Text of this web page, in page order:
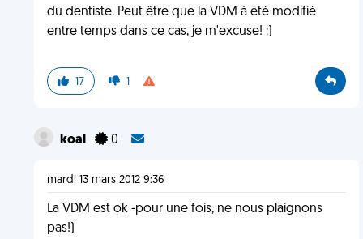
du dentiste. Peut être que la VDM à été modifié
entre temps dans ce cas, je m'excuse! :)
17 1
koal 0
mardi 13 mars 2012 9:36
La VDM est ok -pour une fois, ne nous plaignons
pas!)